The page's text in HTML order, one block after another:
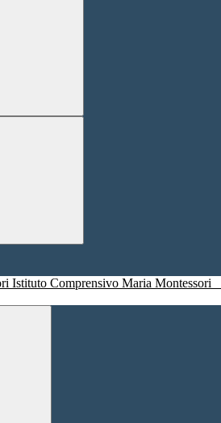
Istituto Comprensivo Maria Montessori